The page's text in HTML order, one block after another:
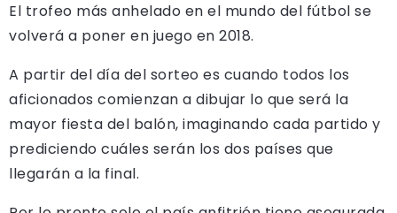
El trofeo más anhelado en el mundo del fútbol se
volverá a poner en juego en 2018.
A partir del día del sorteo es cuando todos los
aficionados comienzan a dibujar lo que será la
mayor fiesta del balón, imaginando cada partido y
prediciendo cuáles serán los dos países que
llegarán a la final.